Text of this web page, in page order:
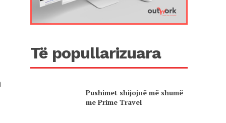
Të popullarizuara
Pushimet shijojnë më shumë
me Prime Travel